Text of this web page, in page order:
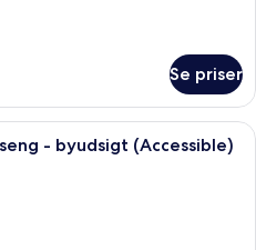
Se priser
Et hotelværelse med seng,
- byudsigt (Accessible)